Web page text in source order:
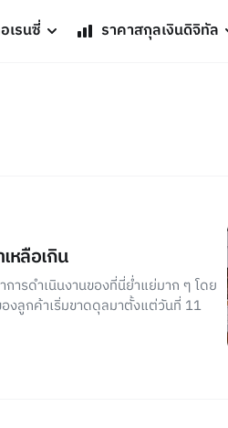
เรนซี่ ราคาสกุลเงินดิจิทัล
หลือเกิน
รดำเนินงานของที่นี่ย่ำแย่มาก ๆ โดย
งลูกค้าเริ่มขาดดุลมาตั้งแต่วันที่ 11